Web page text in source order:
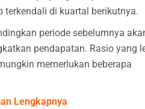
terkendali di kuartal berikutnya.
periode sebelumnya
pendapatan. Rasio yang
memerlukan beberapa
Lengkapnya